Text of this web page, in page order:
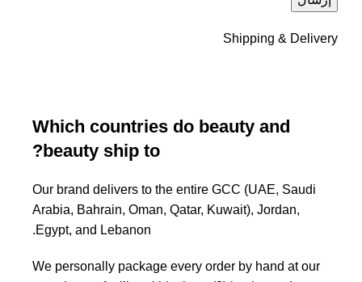
Shipping & Delivery
Which countries do beauty and
beauty ship to?
Our brand delivers to the entire GCC (UAE, Saudi
Arabia, Bahrain, Oman, Qatar, Kuwait), Jordan,
Egypt, and Lebanon.
We personally package every order by hand at our